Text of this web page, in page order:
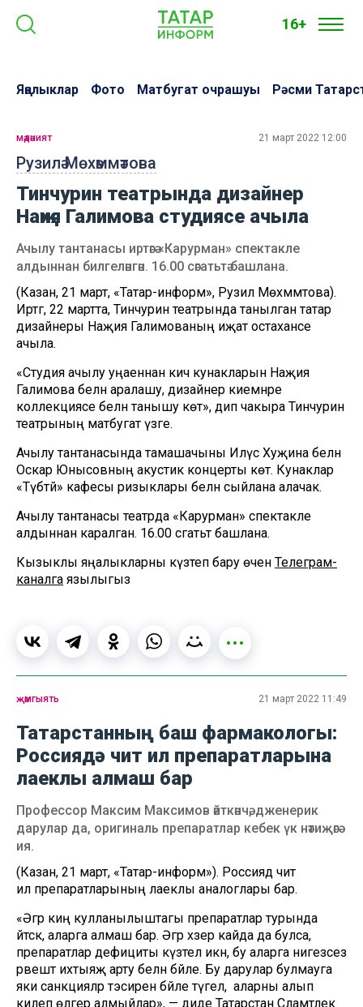
16+
Яңалыклар Фото Матбугат очрашуы Рәсми
Рузилә Мөхәммәтова
мәдәният 21 март 2022 12:00
Тинчурин театрында дизайнер
Наҗия Галимова студиясе ачыла
Ачылу тантанасы иртәгә «Карурман» спектакле
алдыннан билгеләнгән. 16.00 сәгатьтә башлана.
(Казан, 21 март, «Татар-информ», Рузилә Мөхәммәтова).
Иртәгә, 22 мартта, Тинчурин театрында танылган татар
дизайнеры Наҗия Галимованың иҗат остаханәсе
ачыла.
«Студия ачылу уңаеннан кичә кунакларын Наҗия
Галимова белән аралашу, дизайнер киемнәре
коллекциясе белән танышу көтә», дип чакыра Тинчурин
театрының матбугат үзәге.
Ачылу тантанасында тамашачыны Илүсә Хуҗина белән
Оскар Юнысовның акустик концерты көтә. Кунаклар
«Түбәтәй» кафесы ризыклары белән сыйлана алачак.
Ачылу тантанасы театрда «Карурман» спектакле
алдыннан каралган. 16.00 сәгатьтә башлана.
Кызыклы яңалыкларны күзәтеп бару өчен Телеграм-
каналга язылыгыз
җәмгыять 21 март 2022 11:49
Татарстанның баш фармакологы:
Россиядә чит ил препаратларына
лаеклы алмаш бар
Профессор Максим Максимов әйткәнчә, дженерик
дарулар да, оригиналь препаратлар кебек үк нәтиҗәгә
ия.
(Казан, 21 март, «Татар-информ»). Россиядә чит
ил препаратларының лаеклы аналоглары бар.
«Әгәр киң кулланылыштагы препаратлар турында
әйтсәк, аларга алмаш бар. Әгәр хәзер кайда да булса,
препаратлар дефициты күзәтелә икән, бу аларга нигезсез
рәвештә ихтыяҗ арту белән бәйле. Бу дарулар булмауга
яки санкцияләр тәэсиренә бәйле түгел, ә аларны алып
килеп өлгерә алмыйлар», — диде Татарстан Сәламәтлек